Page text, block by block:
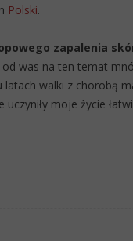
Polski.
zapalenia
was na ten temat
latach walki z chorobą
uczyniły moje życie